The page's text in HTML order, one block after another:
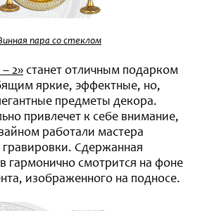
пара со стеклом
2» станет отличным подарком
яркие, эффектные, но,
предметы декора.
привлечет к себе внимание,
работали мастера
гравировки. Сдержанная
гармонично смотрится на фоне
изображенного на подносе.